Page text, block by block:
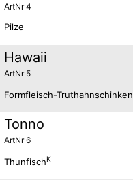
ArtNr 4
Pilze
Hawaii
ArtNr 5
Formfleisch-Truthahnschinken
Tonno
ArtNr 6
ThunfischK